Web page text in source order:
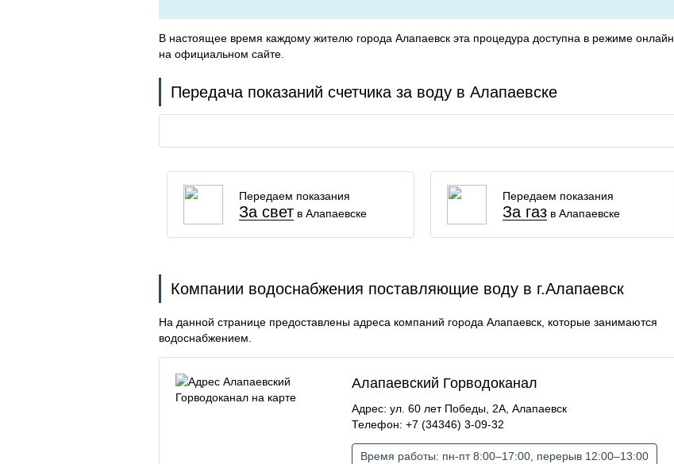
В настоящее время каждому жителю города Алапаевск эта процедура доступна в режиме онлайн
на официальном сайте.
Передача показаний счетчика за воду в Алапаевске
Передаем показания
За светв Алапаевске
Передаем показания
За газв Алапаевске
Компании водоснабжения поставляющие воду в г.Алапаевск
На данной странице предоставлены адреса компаний города Алапаевск, которые занимаются
водоснабжением.
Алапаевский Горводоканал
Адрес: ул. 60 лет Победы, 2А, Алапаевск
Телефон: +7 (34346) 3-09-32
Время работы: пн-пт 8:00–17:00, перерыв 12:00–13:00